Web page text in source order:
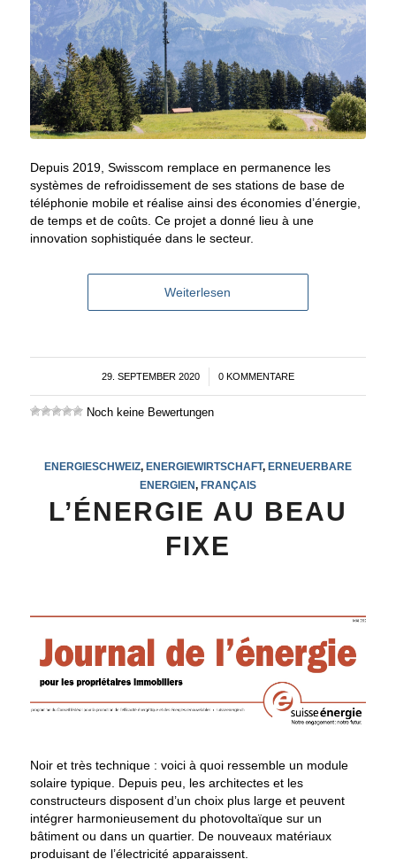
Depuis 2019, Swisscom remplace en permanence les
systèmes de refroidissement de ses stations de base de
téléphonie mobile et réalise ainsi des économies d’énergie,
de temps et de coûts. Ce projet a donné lieu à une
innovation sophistiquée dans le secteur.
Weiterlesen
29. SEPTEMBER 2020
/ 0 KOMMENTARE
Noch keine Bewertungen
ENERGIESCHWEIZ, ENERGIEWIRTSCHAFT, ERNEUERBARE
ENERGIEN, FRANÇAIS
L’ÉNERGIE AU BEAU
FIXE
Noir et très technique : voici à quoi ressemble un module
solaire typique. Depuis peu, les architectes et les
constructeurs disposent d’un choix plus large et peuvent
intégrer harmonieusement du photovoltaïque sur un
bâtiment ou dans un quartier. De nouveaux matériaux
produisant de l’électricité apparaissent.